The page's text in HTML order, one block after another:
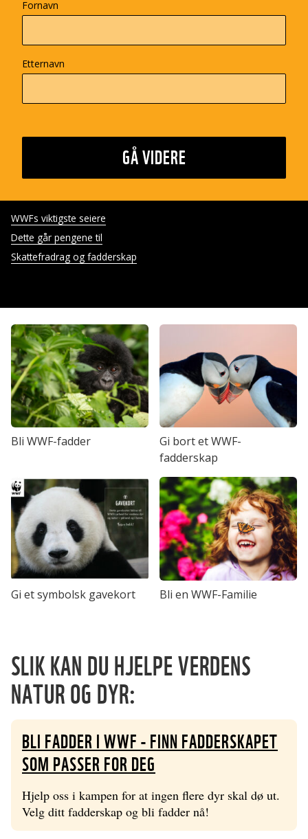
Fornavn
Etternavn
GÅ VIDERE
WWFs viktigste seiere
Dette går pengene til
Skattefradrag og fadderskap
Bli WWF-fadder
Gi bort et WWF-
fadderskap
Gi et symbolsk gavekort Bli en WWF-Familie
SLIK KAN DU HJELPE VERDENS
NATUR OG DYR:
BLI FADDER I WWF - FINN FADDERSKAPET
SOM PASSER FOR DEG
Hjelp oss i kampen for at ingen flere dyr skal dø ut.
Velg ditt fadderskap og bli fadder nå!